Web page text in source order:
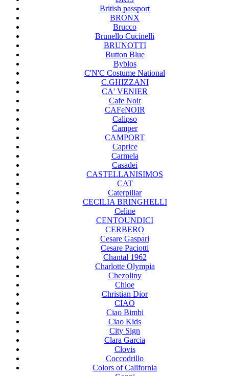
British passport
BRONX
Brucco
Brunello Cucinelli
BRUNOTTI
Button Blue
Byblos
C'N'C Costume National
C.GHIZZANI
CA' VENIER
Cafe Noir
CAFeNOIR
Calipso
Camper
CAMPORT
Caprice
Carmela
Casadei
CASTELLANISIMOS
CAT
Caterpillar
CECILIA BRINGHELLI
Celine
CENTOUNDICI
CERBERO
Cesare Gaspari
Cesare Paciotti
Chantal 1962
Charlotte Olympia
Chezoliny
Chloe
Christian Dior
CIAO
Ciao Bimbi
Ciao Kids
City Sign
Clara Garcia
Clovis
Coccodrillo
Colors of California